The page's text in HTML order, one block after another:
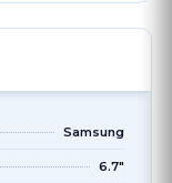
Samsung
6.7"